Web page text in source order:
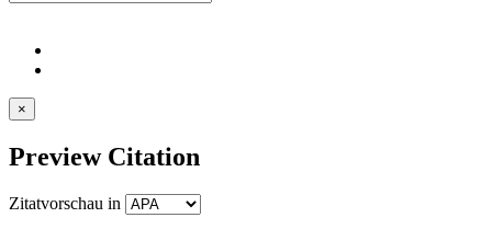
×
Preview Citation
Zitatvorschau in